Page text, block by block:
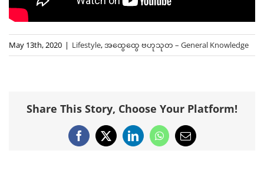
May 13th, 2020 | Lifestyle,အထွေထွေ ဗဟုသုတ – General Knowledge
Share This Story, Choose Your Platform!
Facebook
X LinkedInWhatsApp
Email